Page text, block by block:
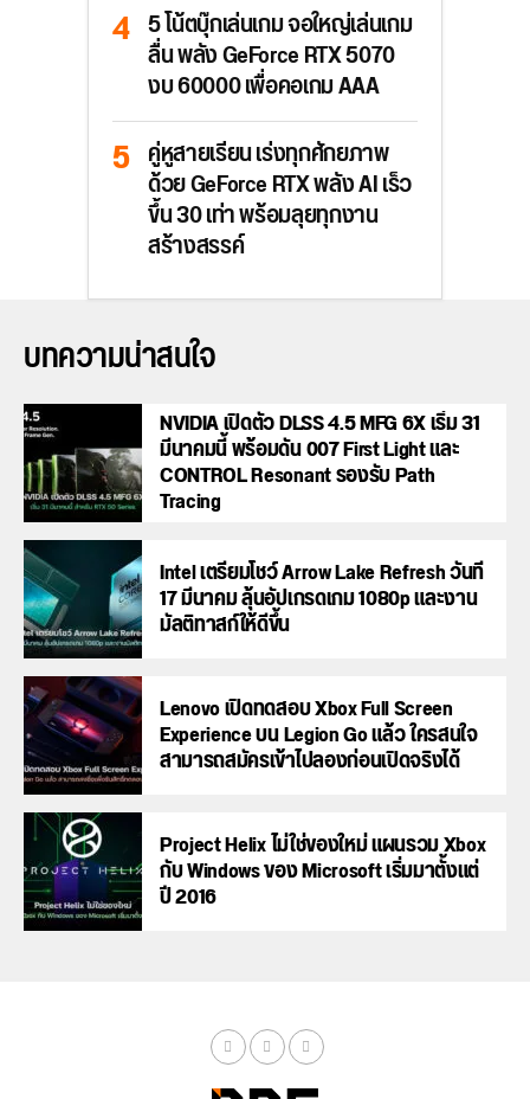
5 โน้ตบุ๊กเล่นเกม จอใหญ่เล่นเกม
ลื่น พลัง GeForce RTX 5070
งบ 60000 เพื่อคอเกม AAA
คู่หูสายเรียน เร่งทุกศักยภาพ
ด้วย GeForce RTX พลัง AI เร็ว
ขึ้น 30 เท่า พร้อมลุยทุกงาน
สร้างสรรค์
บทความน่าสนใจ
NVIDIA เปิดตัว DLSS 4.5 MFG 6X เริ่ม 31
มีนาคมนี้ พร้อมดัน 007 First Light และ
CONTROL Resonant รองรับ Path
Tracing
Intel เตรียมโชว์ Arrow Lake Refresh วันที่
17 มีนาคม ลุ้นอัปเกรดเกม 1080p และงาน
มัลติทาสก์ให้ดีขึ้น
Lenovo เปิดทดสอบ Xbox Full Screen
Experience บน Legion Go แล้ว ใครสนใจ
สามารถสมัครเข้าไปลองก่อนเปิดจริงได้
Project Helix ไม่ใช่ของใหม่ แผนรวม Xbox
กับ Windows ของ Microsoft เริ่มมาตั้งแต่
ปี 2016